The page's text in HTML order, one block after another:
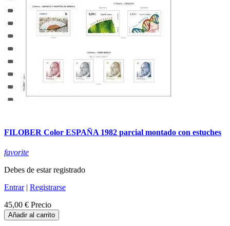
FILOBER Color ESPAÑA 1982 parcial montado con estuches
favorite
Debes de estar registrado
Entrar| Registrarse
45,00 € Precio
Añadir al carrito